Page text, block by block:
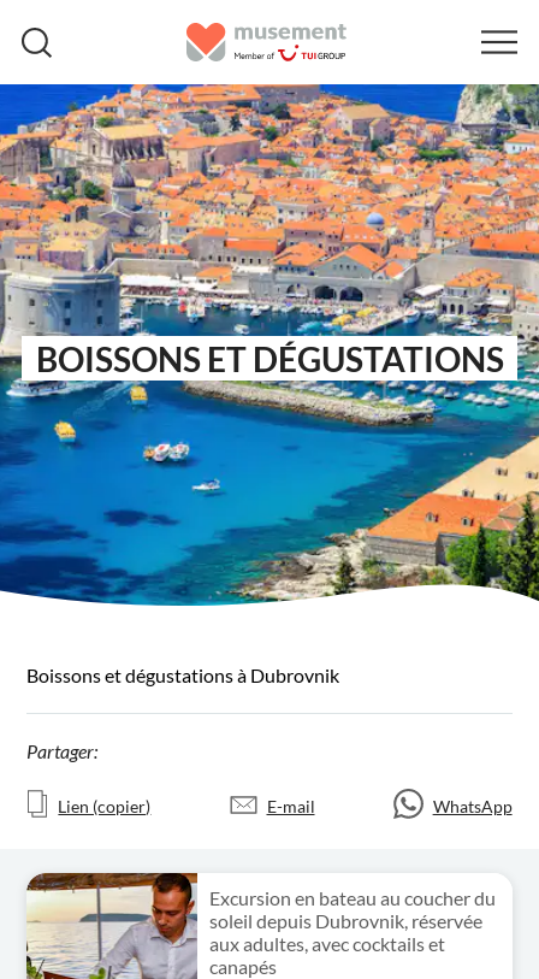
BOISSONS ET DÉGUSTATIONS
Boissons et dégustations à Dubrovnik
Partager:
Lien (copier) E-mail WhatsApp
Excursion en bateau au coucher du
soleil depuis Dubrovnik, réservée
aux adultes, avec cocktails et
canapés